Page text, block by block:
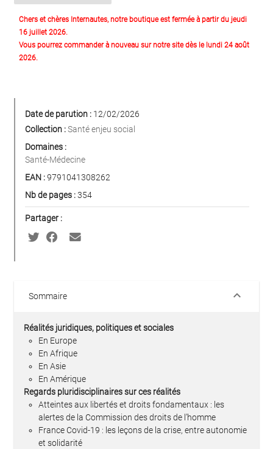
Chers et chères Internautes, notre boutique est fermée à partir du jeudi
16 juillet 2026.
Vous pourrez commander à nouveau sur notre site dès le lundi 24 août
2026.
Date de parution : 12/02/2026
Collection :Santé enjeu social
Domaines :
Santé-Médecine
EAN :9791041308262
Nb de pages :354
Partager :
Sommaire keyboard_arrow_down
Réalités juridiques, politiques et sociales
En Europe
En Afrique
En Asie
En Amérique
Regards pluridisciplinaires sur ces réalités
Atteintes aux libertés et droits fondamentaux : les
alertes de la Commission des droits de l’homme
France Covid-19 : les leçons de la crise, entre autonomie
et solidarité